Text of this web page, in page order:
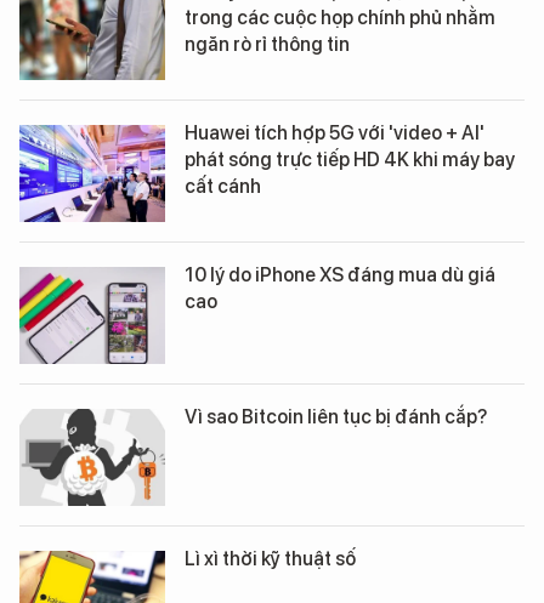
trong các cuộc họp chính phủ nhằm
ngăn rò rỉ thông tin
Huawei tích hợp 5G với 'video + AI'
phát sóng trực tiếp HD 4K khi máy bay
cất cánh
10 lý do iPhone XS đáng mua dù giá
cao
Vì sao Bitcoin liên tục bị đánh cắp?
Lì xì thời kỹ thuật số